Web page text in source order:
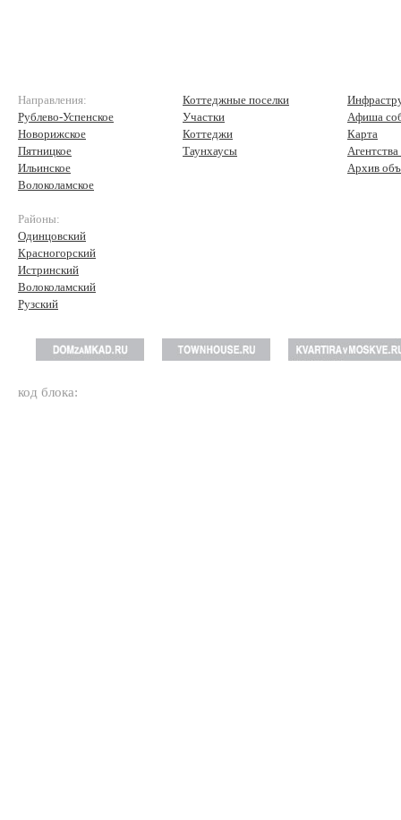
Направления:
Рублево-Успенское
Новорижское
Пятницкое
Ильинское
Волоколамское
Районы:
Одинцовский
Красногорский
Истринский
Волоколамский
Рузский
Коттеджные поселки
Участки
Коттеджи
Таунхаусы
Афиша
Карта
Архив
код блока: